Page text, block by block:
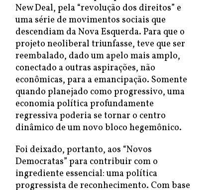
New Deal, pela “revolução dos direitos” e
uma série de movimentos sociais que
descendiam da Nova Esquerda. Para que o
projeto neoliberal triunfasse, teve que ser
reembalado, dado um apelo mais amplo,
conectado a outras aspirações, não
econômicas, para a emancipação. Somente
quando planejado como progressivo, uma
economia política profundamente
regressiva poderia se tornar o centro
dinâmico de um novo bloco hegemônico.
Foi deixado, portanto, aos “Novos
Democratas” para contribuir com o
ingrediente essencial: uma política
progressista de reconhecimento. Com base